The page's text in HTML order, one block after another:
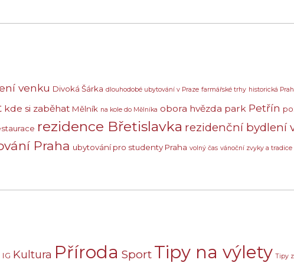
venku Divoká Šárka dlouhodobé ubytování v Praze farmářské trhy historická
kde si zaběhat Mělník na kole do Mělníka obora hvězda park Petřín
rezidence Břetislavka rezidenční bydlení
Praha ubytování pro studenty Praha volný čas vánoční zvyky a tradice
Kultura Příroda Sport Tipy na výlety Tipy